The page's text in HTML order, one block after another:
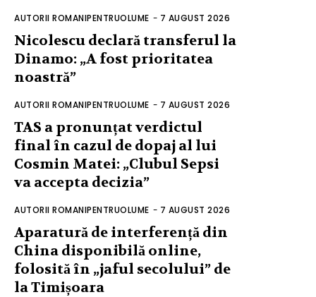
AUTORII ROMANIPENTRUOLUME - 7 AUGUST 2026
Nicolescu declară transferul la
Dinamo: „A fost prioritatea
noastră”
AUTORII ROMANIPENTRUOLUME - 7 AUGUST 2026
TAS a pronunțat verdictul
final în cazul de dopaj al lui
Cosmin Matei: „Clubul Sepsi
va accepta decizia”
AUTORII ROMANIPENTRUOLUME - 7 AUGUST 2026
Aparatură de interferență din
China disponibilă online,
folosită în „jaful secolului” de
la Timișoara